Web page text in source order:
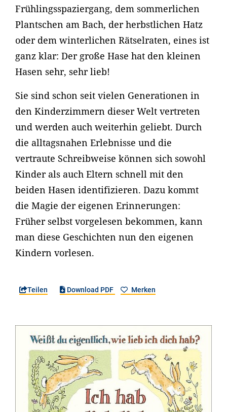
Frühlingsspaziergang, dem sommerlichen
Plantschen am Bach, der herbstlichen Hatz
oder dem winterlichen Rätselraten, eines ist
ganz klar: Der große Hase hat den kleinen
Hasen sehr, sehr lieb!
Sie sind schon seit vielen Generationen in
den Kinderzimmern dieser Welt vertreten
und werden auch weiterhin geliebt. Durch
die alltagsnahen Erlebnisse und die
vertraute Schreibweise können sich sowohl
Kinder als auch Eltern schnell mit den
beiden Hasen identifizieren. Dazu kommt
die Magie der eigenen Erinnerungen:
Früher selbst vorgelesen bekommen, kann
man diese Geschichten nun den eigenen
Kindern vorlesen.
Teilen Download PDF Merken